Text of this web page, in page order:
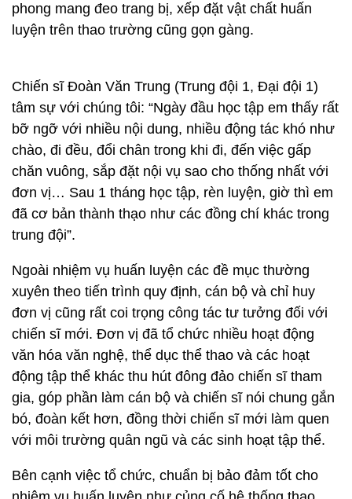
phong mang đeo trang bị, xếp đặt vật chất huấn
luyện trên thao trường cũng gọn gàng.
Chiến sĩ Đoàn Văn Trung (Trung đội 1, Đại đội 1)
tâm sự với chúng tôi: “Ngày đầu học tập em thấy rất
bỡ ngỡ với nhiều nội dung, nhiều động tác khó như
chào, đi đều, đổi chân trong khi đi, đến việc gấp
chăn vuông, sắp đặt nội vụ sao cho thống nhất với
đơn vị… Sau 1 tháng học tập, rèn luyện, giờ thì em
đã cơ bản thành thạo như các đồng chí khác trong
trung đội”.
Ngoài nhiệm vụ huấn luyện các đề mục thường
xuyên theo tiến trình quy định, cán bộ và chỉ huy
đơn vị cũng rất coi trọng công tác tư tưởng đối với
chiến sĩ mới. Đơn vị đã tổ chức nhiều hoạt động
văn hóa văn nghệ, thể dục thể thao và các hoạt
động tập thể khác thu hút đông đảo chiến sĩ tham
gia, góp phần làm cán bộ và chiến sĩ nói chung gắn
bó, đoàn kết hơn, đồng thời chiến sĩ mới làm quen
với môi trường quân ngũ và các sinh hoạt tập thể.
Bên cạnh việc tổ chức, chuẩn bị bảo đảm tốt cho